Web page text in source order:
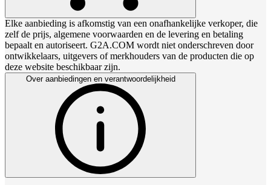
Elke aanbieding is afkomstig van een onafhankelijke verkoper, die
zelf de prijs, algemene voorwaarden en de levering en betaling
bepaalt en autoriseert. G2A.COM wordt niet onderschreven door
ontwikkelaars, uitgevers of merkhouders van de producten die op
deze website beschikbaar zijn.
Over aanbiedingen en verantwoordelijkheid